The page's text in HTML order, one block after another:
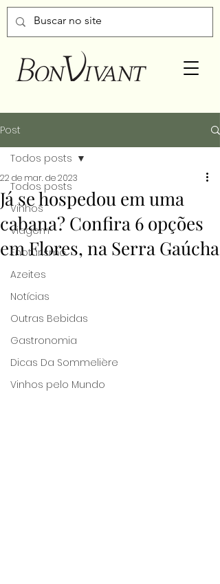
Post
Todos posts
Vinhos
Viagem
Enoturismo
Azeites
Notícias
Outras Bebidas
Gastronomia
Dicas Da Sommelière
Vinhos pelo Mundo
Todos posts
Já se hospedou em uma
cabana? Confira 6 opções
em Flores, na Serra Gaúcha
22 de mar. de 2023